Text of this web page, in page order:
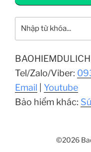
Tel/Zalo/Viber:
Email
Youtube
Bảo hiểm khác:
©2026